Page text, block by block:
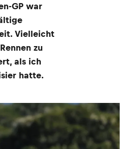
GP war
Vielleicht
zu
als ich
hatte.